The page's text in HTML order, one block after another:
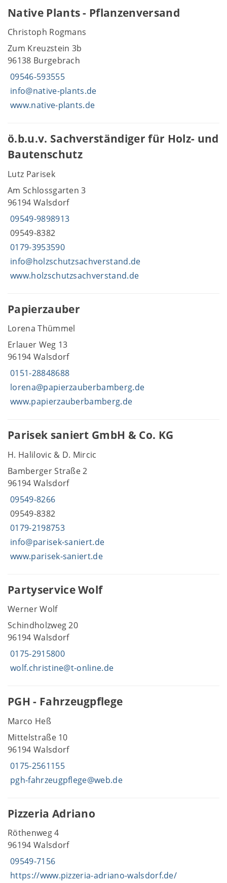
Native Plants - Pflanzenversand
Christoph Rogmans
Zum Kreuzstein 3b
96138 Burgebrach
09546-593555
info@native-plants.de
www.native-plants.de
ö.b.u.v. Sachverständiger für Holz- und
Bautenschutz
Lutz Parisek
Am Schlossgarten 3
96194 Walsdorf
09549-9898913
09549-8382
0179-3953590
info@holzschutzsachverstand.de
www.holzschutzsachverstand.de
Papierzauber
Lorena Thümmel
Erlauer Weg 13
96194 Walsdorf
0151-28848688
lorena@papierzauberbamberg.de
www.papierzauberbamberg.de
Parisek saniert GmbH & Co. KG
H. Halilovic & D. Mircic
Bamberger Straße 2
96194 Walsdorf
09549-8266
09549-8382
0179-2198753
info@parisek-saniert.de
www.parisek-saniert.de
Partyservice Wolf
Werner Wolf
Schindholzweg 20
96194 Walsdorf
0175-2915800
wolf.christine@t-online.de
PGH - Fahrzeugpflege
Marco Heß
Mittelstraße 10
96194 Walsdorf
0175-2561155
pgh-fahrzeugpflege@web.de
Pizzeria Adriano
Röthenweg 4
96194 Walsdorf
09549-7156
https://www.pizzeria-adriano-walsdorf.de/